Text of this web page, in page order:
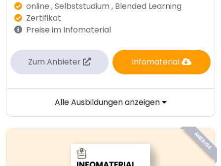
online , Selbststudium , Blended Learning
Zertifikat
Preise im Infomaterial
Zum Anbieter Infomaterial
Alle Ausbildungen anzeigen
ANZEIGE